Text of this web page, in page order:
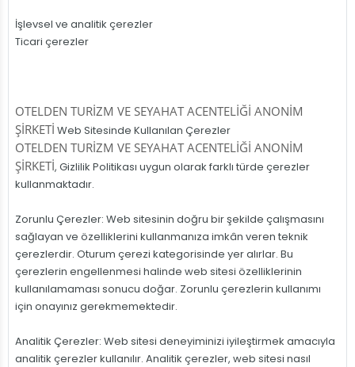
İşlevsel ve analitik çerezler
Ticari çerezler
OTELDEN TURİZM VE SEYAHAT ACENTELİĞİ ANONİM
ŞİRKETİ Web Sitesinde Kullanılan Çerezler
OTELDEN TURİZM VE SEYAHAT ACENTELİĞİ ANONİM
ŞİRKETİ, Gizlilik Politikası uygun olarak farklı türde çerezler
kullanmaktadır.
Zorunlu Çerezler: Web sitesinin doğru bir şekilde çalışmasını
sağlayan ve özelliklerini kullanmanıza imkân veren teknik
çerezlerdir. Oturum çerezi kategorisinde yer alırlar. Bu
çerezlerin engellenmesi halinde web sitesi özelliklerinin
kullanılamaması sonucu doğar. Zorunlu çerezlerin kullanımı
için onayınız gerekmemektedir.
Analitik Çerezler: Web sitesi deneyiminizi iyileştirmek amacıyla
analitik çerezler kullanılır. Analitik çerezler, web sitesi nasıl